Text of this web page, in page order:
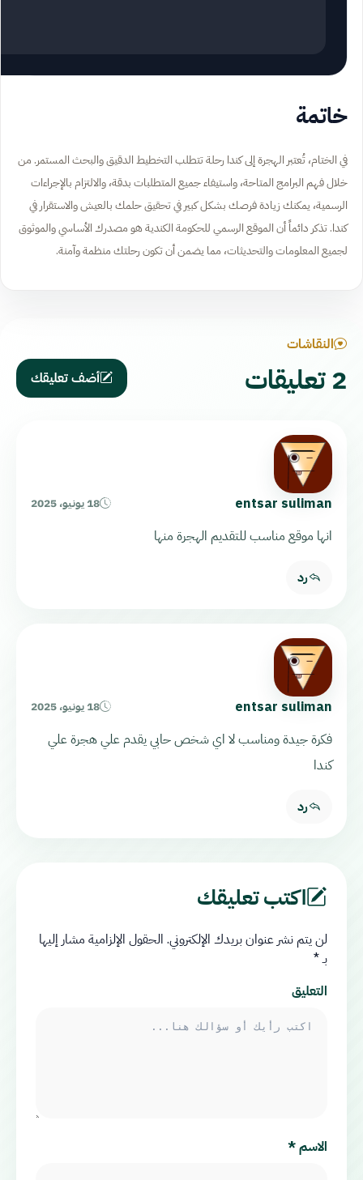
خاتمة
في الختام، تُعتبر الهجرة إلى كندا رحلة تتطلب التخطيط الدقيق والبحث المستمر. من
خلال فهم البرامج المتاحة، واستيفاء جميع المتطلبات بدقة، والالتزام بالإجراءات
الرسمية، يمكنك زيادة فرصك بشكل كبير في تحقيق حلمك بالعيش والاستقرار في
كندا. تذكر دائماً أن الموقع الرسمي للحكومة الكندية هو مصدرك الأساسي والموثوق
لجميع المعلومات والتحديثات، مما يضمن أن تكون رحلتك منظمة وآمنة.
النقاشات
2 تعليقات أضف تعليقك
entsar suliman 18 يونيو، 2025
انها موقع مناسب للتقديم الهجرة منها
رد
entsar suliman 18 يونيو، 2025
فكرة جيدة ومناسب لا اي شخص حابي يقدم علي هجرة علي
كندا
رد
اكتب تعليقك
لن يتم نشر عنوان بريدك الإلكتروني. الحقول الإلزامية مشار إليها
بـ*
التعليق
الاسم*